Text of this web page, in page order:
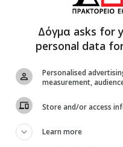
«Μάθημα για
ετεροδόξους»
Το μάθημα των
θρήσκους αποκλειστικά,
Δόγμα asks for
personal data
Personalised
measurement,
Store and/or access
Learn more